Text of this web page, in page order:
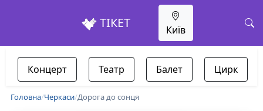
ТІКЕТ Київ
Концерт Театр Балет Цирк
Головна/Черкаси/Дорога до сонця